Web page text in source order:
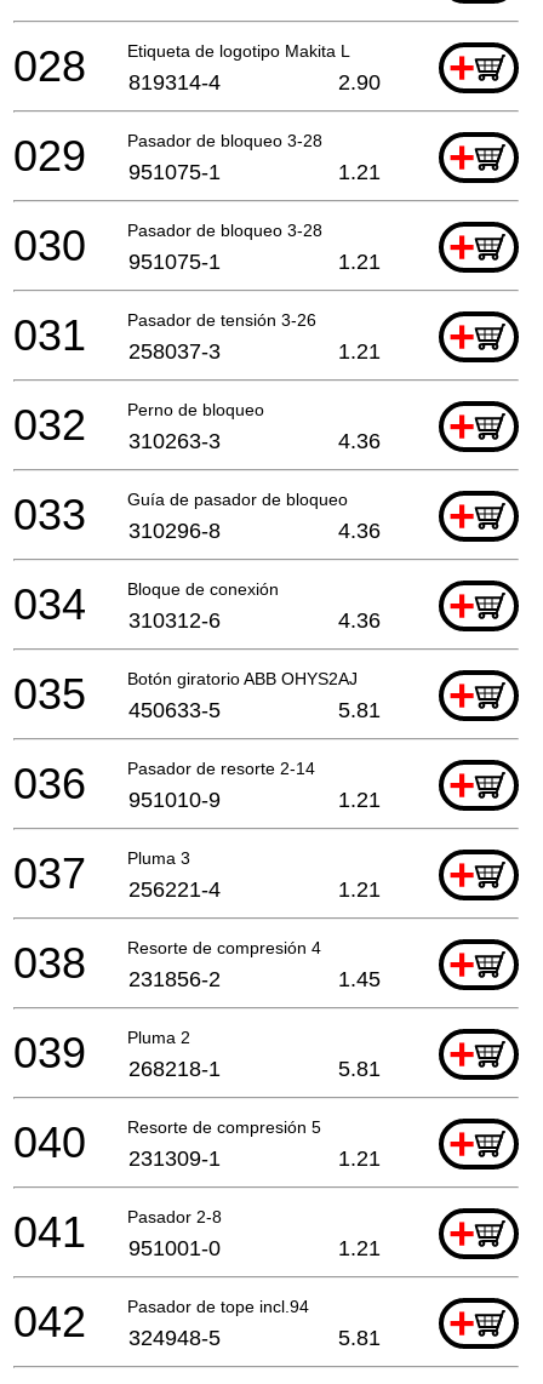
Etiqueta de logotipo Makita L +
028 819314-4 2.90
Pasador de bloqueo 3-28 +
029 951075-1 1.21
Pasador de bloqueo 3-28 +
030 951075-1 1.21
Pasador de tensión 3-26 +
031 258037-3 1.21
Perno de bloqueo +
032 310263-3 4.36
Guía de pasador de bloqueo +
033 310296-8 4.36
Bloque de conexión +
034 310312-6 4.36
Botón giratorio ABB OHYS2AJ +
035 450633-5 5.81
Pasador de resorte 2-14 +
036 951010-9 1.21
Pluma 3 +
037 256221-4 1.21
Resorte de compresión 4 +
038 231856-2 1.45
Pluma 2 +
039 268218-1 5.81
Resorte de compresión 5 +
040 231309-1 1.21
Pasador 2-8 +
041 951001-0 1.21
Pasador de tope incl.94 +
042 324948-5 5.81